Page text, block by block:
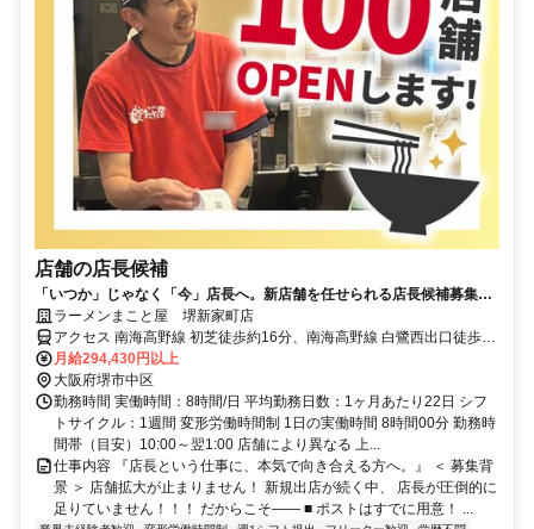
店舗の店長候補
「いつか」じゃなく「今」店長へ。新店舗を任せられる店長候補募集！
★月8日休み★賞与2回★子供手当有★残業代全額負担★有給100％取得
ラーメンまこと屋 堺新家町店
アクセス 南海高野線 初芝徒歩約16分、南海高野線 白鷺西出口徒歩約
20分、南海高野線 萩原天神徒歩約24分 高野街道(国道310号線)沿い/
最寄：初芝駅
月給294,430円以上
大阪府堺市中区
勤務時間 実働時間：8時間/日 平均勤務日数：1ヶ月あたり22日 シフ
トサイクル：1週間 変形労働時間制 1日の実働時間 8時間00分 勤務時
間帯（目安）10:00～翌1:00 店舗により異なる 上...
仕事内容 『店長という仕事に、本気で向き合える方へ。』 ＜ 募集背
景 ＞ 店舗拡大が止まりません！ 新規出店が続く中、 店長が圧倒的に
足りていません！！！ だからこそ―― ■ ポストはすでに用意！ ...